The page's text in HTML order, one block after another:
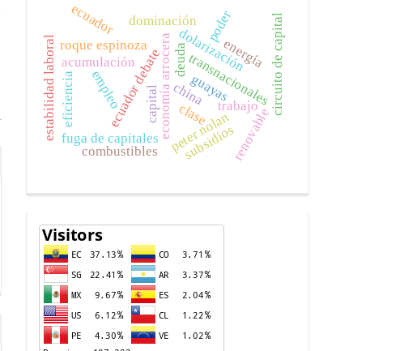
economía arrocera
roque espinoza
guayas
ecuador debate trabajo
empleo china
peter nolan
deudatransnacionales
fuga de capitales
circuito de capital
dolarización
capital
acumulación
poder
dominación
energía
renovable
subsidios
eficiencia
combustibles
estabilidad laboral
ecuador
clase
Contador
de
visitas